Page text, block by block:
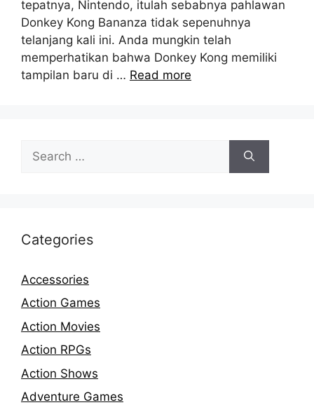
tepatnya, Nintendo, itulah sebabnya pahlawan
Donkey Kong Bananza tidak sepenuhnya
telanjang kali ini. Anda mungkin telah
memperhatikan bahwa Donkey Kong memiliki
tampilan baru di … Read more
for:
Categories
Accessories
Action Games
Action Movies
Action RPGs
Action Shows
Adventure Games